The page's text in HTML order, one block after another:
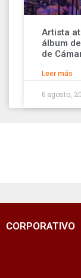
Artista
álbum
de
Leer más
6 agosto,
CORPORATIVO